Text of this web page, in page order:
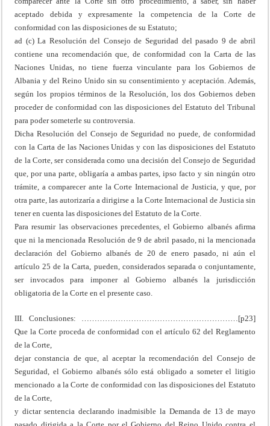
aceptado debida y expresamente la competencia de la Corte de
conformidad con las disposiciones de su Estatuto;
ad (c) La Resolución del Consejo de Seguridad del pasado 9 de abril
contiene una recomendación que, de conformidad con la Carta de las
Naciones Unidas, no tiene fuerza vinculante para los Gobiernos de
Albania y del Reino Unido sin su consentimiento y aceptación. Además,
según los propios términos de la Resolución, los dos Gobiernos deben
proceder de conformidad con las disposiciones del Estatuto del Tribunal
para poder someterle su controversia.
Dicha Resolución del Consejo de Seguridad no puede, de conformidad
con la Carta de las Naciones Unidas y con las disposiciones del Estatuto
de la Corte, ser considerada como una decisión del Consejo de Seguridad
que, por una parte, obligaría a ambas partes, ipso facto y sin ningún otro
trámite, a comparecer ante la Corte Internacional de Justicia, y que, por
otra parte, las autorizaría a dirigirse a la Corte Internacional de Justicia sin
tener en cuenta las disposiciones del Estatuto de la Corte.
Para resumir las observaciones precedentes, el Gobierno albanés afirma
que ni la mencionada Resolución de 9 de abril pasado, ni la mencionada
declaración del Gobierno albanés de 20 de enero pasado, ni aún el
artículo 25 de la Carta, pueden, considerados separada o conjuntamente,
ser invocados para imponer al Gobierno albanés la jurisdicción
obligatoria de la Corte en el presente caso.
III. Conclusiones: ……………………………………………………[p23]
Que la Corte proceda de conformidad con el artículo 62 del Reglamento
de la Corte,
dejar constancia de que, al aceptar la recomendación del Consejo de
Seguridad, el Gobierno albanés sólo está obligado a someter el litigio
mencionado a la Corte de conformidad con las disposiciones del Estatuto
de la Corte,
y dictar sentencia declarando inadmisible la Demanda de 13 de mayo